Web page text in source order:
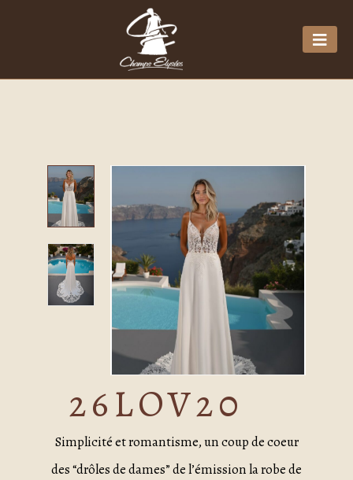
26LOV20
Simplicité et romantisme, un coup de coeur
des “drôles de dames” de l’émission la robe de